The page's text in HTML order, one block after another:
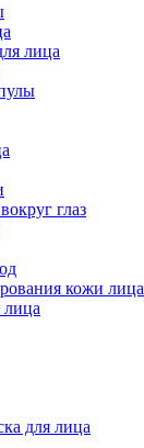
лица
глаз
кожи лица
для лица